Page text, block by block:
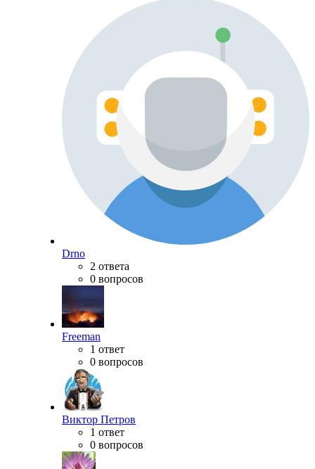
Drno
2 ответа
0 вопросов
Freeman
1 ответ
0 вопросов
Виктор Петров
1 ответ
0 вопросов